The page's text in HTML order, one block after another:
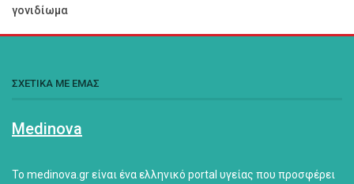
γονιδίωμα
ΣΧΕΤΙΚΑ ΜΕ ΕΜΑΣ
Medinova
Το medinova.gr είναι ένα ελληνικό portal υγείας που προσφέρει